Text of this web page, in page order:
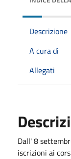
Descrizione
A cura di
Allegati
Dall' 8
iscrizioni ai